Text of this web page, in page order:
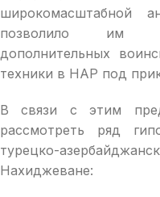
широкомасштабной
позволило им
дополнительных
техники в НАР под
В связи с этим
рассмотреть ряд
турецко-
Нахиджеване: